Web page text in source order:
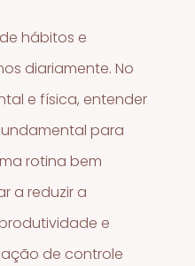
hábitos e
diariamente. No
e física, entender
para
rotina bem
a reduzir a
e
de controle